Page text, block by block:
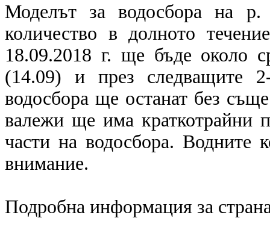
Моделът за водосбора на р.
количество в долното
18.09.2018 г. ще бъде около
(14.09) и през следващите
водосбора ще останат без
валежи ще има краткотрайни
части на водосбора. Водните
внимание.
Подробна информация за